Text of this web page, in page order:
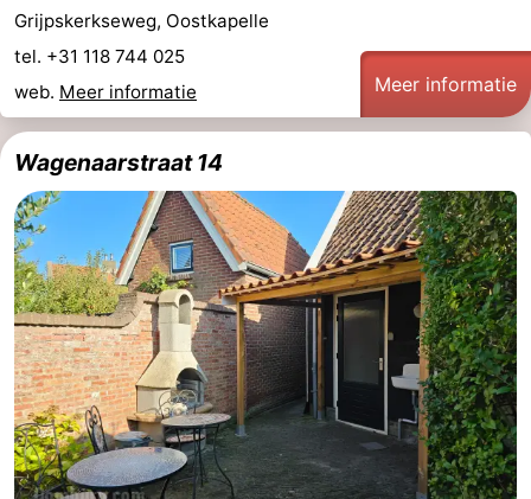
&
doen
Bezienswaardigheden
-
Musea
-
Monumenten
-
Uitkijkpunten
Attracties
-
Speeltuinen
-
Binnenspeeltuinen
-
Bowlen
-
Grijpskerkseweg, Oostkapelle
tel. +31 118 744 025
web. Meer informatie Meer informatie
Wagenaarstraat 14